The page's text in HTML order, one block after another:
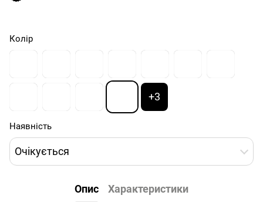
Колір
+3
Наявність
Очікується
Опис Характеристики